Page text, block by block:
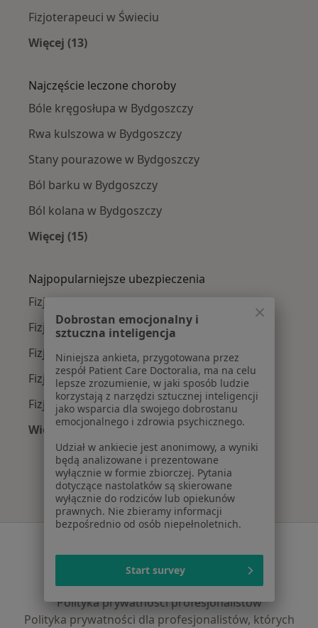
Fizjoterapeuci w Świeciu
Więcej (13)
Najczęście leczone choroby
Bóle kręgosłupa w Bydgoszczy
Rwa kulszowa w Bydgoszczy
Stany pourazowe w Bydgoszczy
Ból barku w Bydgoszczy
Ból kolana w Bydgoszczy
Więcej (15)
Najpopularniejsze ubezpieczenia
Fizjoterapeuci z Allianz w Bydgoszczy
Fizjoterapeuci z PZU Zdrowie w Bydgoszczy
Fizjoterapeuci z Compensa w Bydgoszczy
Fizjoterapeuci z POLMED w Bydgoszczy
Fizjoterapeuci z TU Zdrowie w Bydgoszczy
Więcej (2)
Więcej w kategorii: Najpopularniejsze
Regulamin
Polityka prywatności pacjentów
Polityka prywatności profesjonalistów
Polityka prywatności dla profesjonalistów, których
Dobrostan emocjonalny i
sztuczna inteligencja
Niniejsza ankieta, przygotowana przez
zespół Patient Care Doctoralia, ma na celu
lepsze zrozumienie, w jaki sposób ludzie
korzystają z narzędzi sztucznej inteligencji
jako wsparcia dla swojego dobrostanu
emocjonalnego i zdrowia psychicznego.
Udział w ankiecie jest anonimowy, a wyniki
będą analizowane i prezentowane
wyłącznie w formie zbiorczej. Pytania
dotyczące nastolatków są skierowane
wyłącznie do rodziców lub opiekunów
prawnych. Nie zbieramy informacji
bezpośrednio od osób niepełnoletnich.
Start survey